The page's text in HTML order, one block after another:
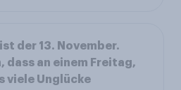
der 13. November.
dass an einem Freitag,
viele Unglücke